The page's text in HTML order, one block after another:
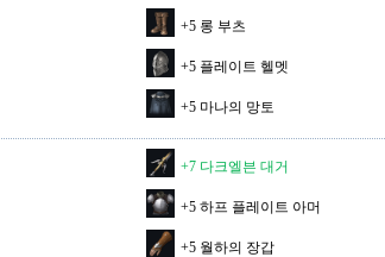
+5 롱 부츠
+5 플레이트 헬멧
+5 마나의 망토
+7 다크엘븐 대거
+5 하프 플레이트 아머
+5 월하의 장갑